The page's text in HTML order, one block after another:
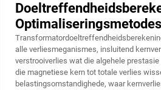
Optimaliseringsmetodes
alle verliesmeganismes, insluitend
verstrooiverlies wat die algehele prestasie
die magnetiese kern tot totale verlies
belastingsomstandighede, waar